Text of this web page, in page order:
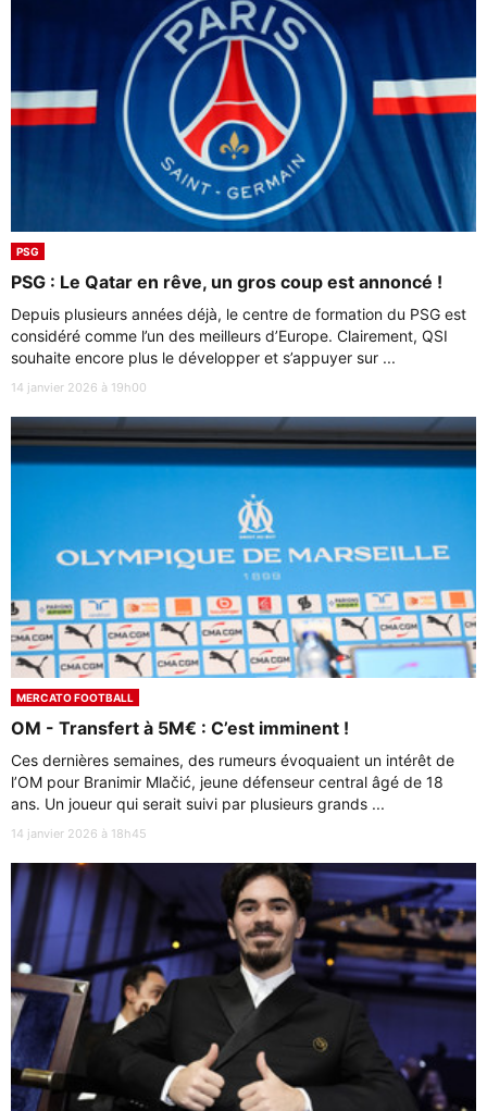
PSG
PSG : Le Qatar en rêve, un gros coup est annoncé !
Depuis plusieurs années déjà, le centre de formation du PSG est
considéré comme l’un des meilleurs d’Europe. Clairement, QSI
souhaite encore plus le développer et s’appuyer sur ...
14 janvier 2026 à 19h00
MERCATO FOOTBALL
OM - Transfert à 5M€ : C’est imminent !
Ces dernières semaines, des rumeurs évoquaient un intérêt de
l’OM pour Branimir Mlačić, jeune défenseur central âgé de 18
ans. Un joueur qui serait suivi par plusieurs grands ...
14 janvier 2026 à 18h45